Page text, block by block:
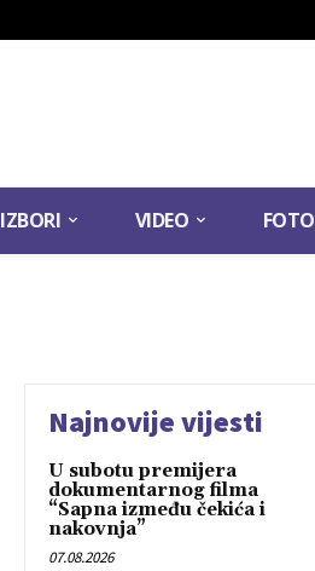
IZBORI VIDEO FOTO
Najnovije vijesti
U subotu premijera
dokumentarnog filma
“Sapna između čekića i
nakovnja”
07.08.2026